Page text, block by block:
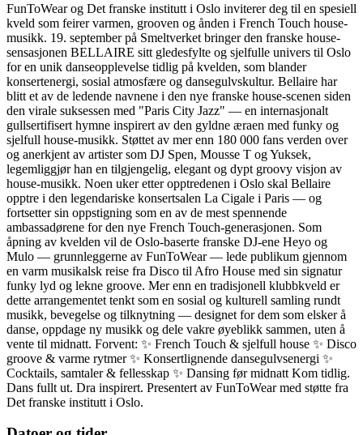
FunToWear og Det franske institutt i Oslo inviterer deg til en spesiell
kveld som feirer varmen, grooven og ånden i French Touch house-
musikk. 19. september på Smeltverket bringer den franske house-
sensasjonen BELLAIRE sitt gledesfylte og sjelfulle univers til Oslo
for en unik danseopplevelse tidlig på kvelden, som blander
konsertenergi, sosial atmosfære og dansegulvskultur. Bellaire har
blitt et av de ledende navnene i den nye franske house-scenen siden
den virale suksessen med "Paris City Jazz" — en internasjonalt
gullsertifisert hymne inspirert av den gyldne æraen med funky og
sjelfull house-musikk. Støttet av mer enn 180 000 fans verden over
og anerkjent av artister som DJ Spen, Mousse T og Yuksek,
legemliggjør han en tilgjengelig, elegant og dypt groovy visjon av
house-musikk. Noen uker etter opptredenen i Oslo skal Bellaire
opptre i den legendariske konsertsalen La Cigale i Paris — og
fortsetter sin oppstigning som en av de mest spennende
ambassadørene for den nye French Touch-generasjonen. Som
åpning av kvelden vil de Oslo-baserte franske DJ-ene Heyo og
Mulo — grunnleggerne av FunToWear — lede publikum gjennom
en varm musikalsk reise fra Disco til Afro House med sin signatur
funky lyd og lekne groove. Mer enn en tradisjonell klubbkveld er
dette arrangementet tenkt som en sosial og kulturell samling rundt
musikk, bevegelse og tilknytning — designet for dem som elsker å
danse, oppdage ny musikk og dele vakre øyeblikk sammen, uten å
vente til midnatt. Forvent: ✨ French Touch & sjelfull house ✨ Disco
groove & varme rytmer ✨ Konsertlignende dansegulvsenergi ✨
Cocktails, samtaler & fellesskap ✨ Dansing før midnatt Kom tidlig.
Dans fullt ut. Dra inspirert. Presentert av FunToWear med støtte fra
Det franske institutt i Oslo.